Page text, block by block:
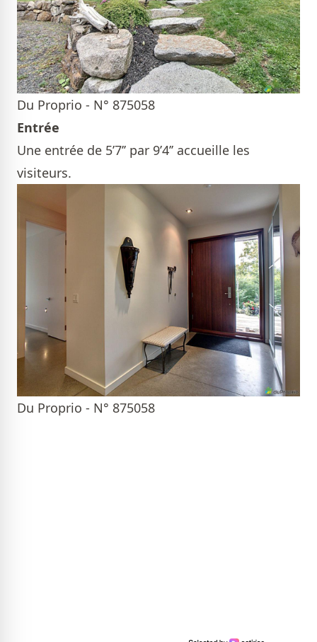
Du Proprio - N° 875058
Entrée
Une entrée de 5’7’’ par 9’4’’ accueille les
visiteurs.
Du Proprio - N° 875058